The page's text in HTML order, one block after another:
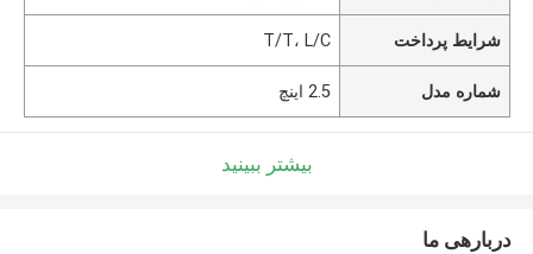
شرایط پرداخت T/T، L/C
شماره مدل 2.5 اینچ
بیشتر ببینید
دربارهی ما